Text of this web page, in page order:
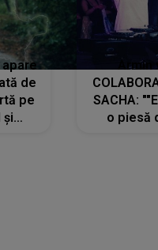
apare
de
pe
și
SACHA:
o piesă